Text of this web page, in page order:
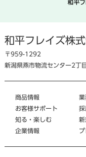
和平フレイズ株
〒959-1292
新潟県燕市物流センター2丁
商品情報
お客様サポート
知る・楽しむ
企業情報